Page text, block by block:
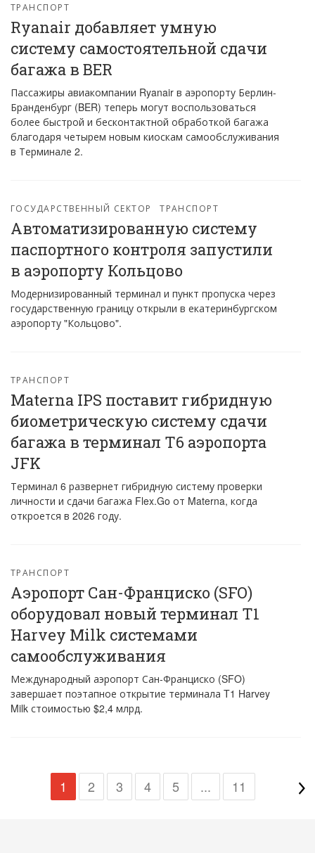
ТРАНСПОРТ
Ryanair добавляет умную
систему самостоятельной сдачи
багажа в BER
Пассажиры авиакомпании Ryanair в аэропорту Берлин-
Бранденбург (BER) теперь могут воспользоваться
более быстрой и бесконтактной обработкой багажа
благодаря четырем новым киоскам самообслуживания
в Терминале 2.
ГОСУДАРСТВЕННЫЙ СЕКТОР ТРАНСПОРТ
Автоматизированную систему
паспортного контроля запустили
в аэропорту Кольцово
Модернизированный терминал и пункт пропуска через
государственную границу открыли в екатеринбургском
аэропорту "Кольцово".
ТРАНСПОРТ
Materna IPS поставит гибридную
биометрическую систему сдачи
багажа в терминал T6 аэропорта
JFK
Терминал 6 развернет гибридную систему проверки
личности и сдачи багажа Flex.Go от Materna, когда
откроется в 2026 году.
ТРАНСПОРТ
Аэропорт Сан-Франциско (SFO)
оборудовал новый терминал Т1
Harvey Milk системами
самообслуживания
Международный аэропорт Сан-Франциско (SFO)
завершает поэтапное открытие терминала T1 Harvey
Milk стоимостью $2,4 млрд.
1 2 3 4 5 ... 11